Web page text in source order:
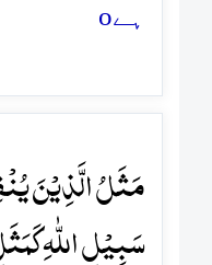
ہےo
مَثَلُ الَّذِیۡنَ
سَبِیۡلِ اللّٰہِ